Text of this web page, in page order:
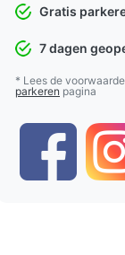
Gratis
7 dagen
* Lees de
parkeren pagina